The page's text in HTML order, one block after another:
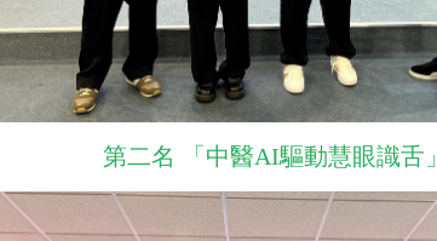
第二名 「中醫AI驅動慧眼識舌」